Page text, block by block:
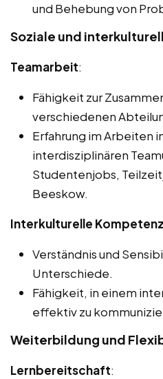
und Behebung von
Soziale und
Teamarbeit:
Fähigkeit zur
verschiedenen
Erfahrung im Arbeiten
interdisziplinären
Studentenjobs,
Beeskow.
Interkulturelle Kompetenz
Verständnis und
Unterschiede.
Fähigkeit, in einem
effektiv zu
Weiterbildung und
Lernbereitschaft: